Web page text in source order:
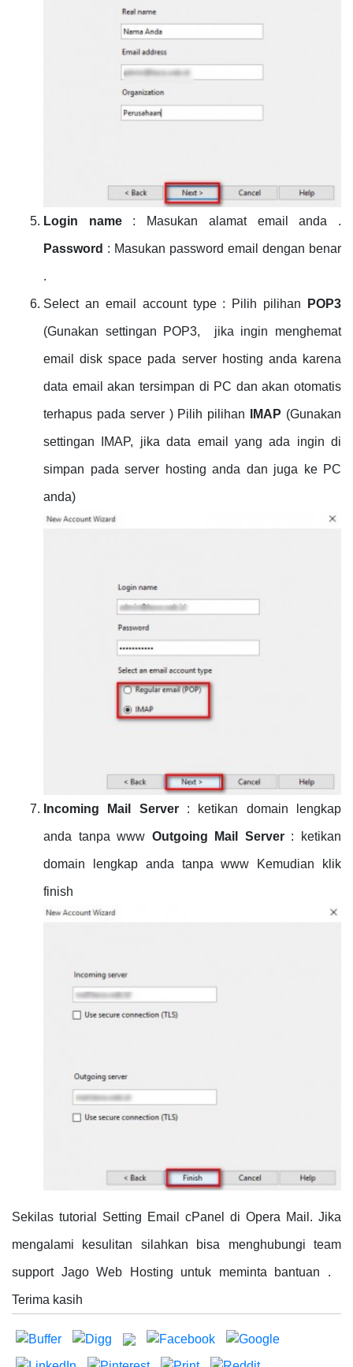
Login name: Masukan alamat email anda .
Password : Masukan password email dengan benar
.
Select an email account type : Pilih pilihan POP3
(Gunakan settingan POP3, jika ingin menghemat
email disk space pada server hosting anda karena
data email akan tersimpan di PC dan akan otomatis
terhapus pada server ) Pilih pilihan IMAP (Gunakan
settingan IMAP, jika data email yang ada ingin di
simpan pada server hosting anda dan juga ke PC
anda)
Incoming Mail Server: ketikan domain lengkap
anda tanpa www Outgoing Mail Server: ketikan
domain lengkap anda tanpa www Kemudian klik
finish
Sekilas tutorial Setting Email cPanel di Opera Mail. Jika
mengalami kesulitan silahkan bisa menghubungi team
support Jago Web Hosting untuk meminta bantuan .
Terima kasih